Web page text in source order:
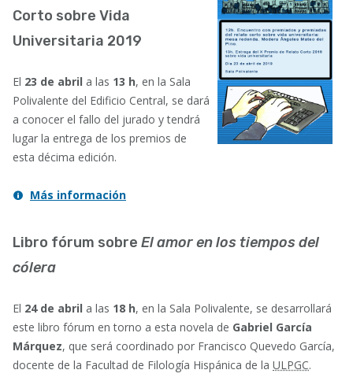
Corto sobre Vida
Universitaria 2019
El 23 de abril a las 13 h, en la Sala
Polivalente del Edificio Central, se dará
a conocer el fallo del jurado y tendrá
lugar la entrega de los premios de
esta décima edición.
Más información
Libro fórum sobre El amor en los tiempos del
cólera
El 24 de abril a las 18 h, en la Sala Polivalente, se desarrollará
este libro fórum en torno a esta novela de Gabriel García
Márquez, que será coordinado por Francisco Quevedo García,
docente de la Facultad de Filología Hispánica de la ULPGC.